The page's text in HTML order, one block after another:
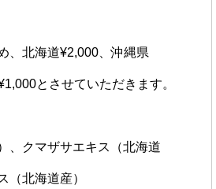
、北海道¥2,000、沖縄県
とさせていただきます。
、クマザサエキス（北海道
（北海道産）